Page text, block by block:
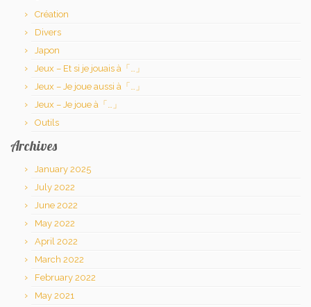
Création
Divers
Japon
Jeux – Et si je jouais à「…」
Jeux – Je joue aussi à「…」
Jeux – Je joue à「…」
Outils
Archives
January 2025
July 2022
June 2022
May 2022
April 2022
March 2022
February 2022
May 2021